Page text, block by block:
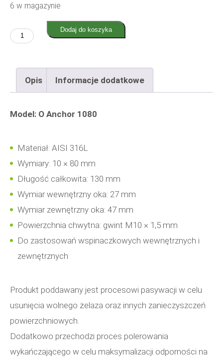
6 w magazynie
ilość
Dodaj do koszyka
Opis Informacje dodatkowe
Model: O Anchor 1080
Materiał: AISI 316L
Wymiary: 10 × 80 mm
Długość całkowita: 130 mm
Wymiar wewnętrzny oka: 27 mm
Wymiar zewnętrzny oka: 47 mm
Powierzchnia chwytna: gwint M10 × 1,5 mm
Do zastosowań wspinaczkowych wewnętrznych i
zewnętrznych
Produkt poddawany jest procesowi pasywacji w celu
usunięcia wolnego żelaza oraz innych zanieczyszczeń
powierzchniowych.
Dodatkowo przechodzi proces polerowania
wykańczającego w celu maksymalizacji odporności na